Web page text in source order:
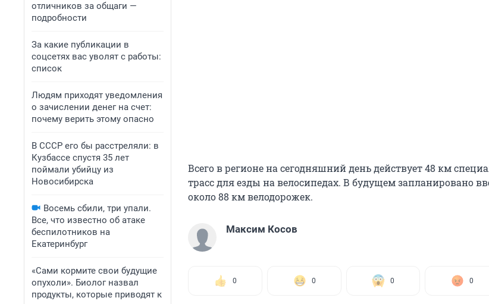
отличников за общаги —
подробности
За какие публикации в
соцсетях вас уволят с работы:
список
Людям приходят уведомления
о зачислении денег на счет:
почему верить этому опасно
В СССР его бы расстреляли: в
Кузбассе спустя 35 лет
поймали убийцу из
Новосибирска
Восемь сбили, три упали.
Все, что известно об атаке
беспилотников на
Екатеринбург
«Сами кормите свои будущие
опухоли». Биолог назвал
продукты, которые приводят к
Всего в регионе на сегодняшний день действует 48 км
трасс для езды на велосипедах. В будущем запланировано
около 88 км велодорожек.
Максим Косов
0 0 0 0